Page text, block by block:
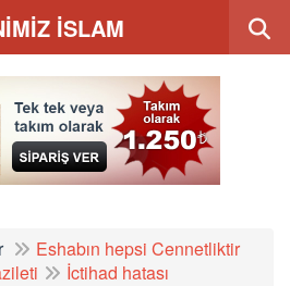
İSLAM
Eshabın hepsi Cennetliktir
İctihad hatası